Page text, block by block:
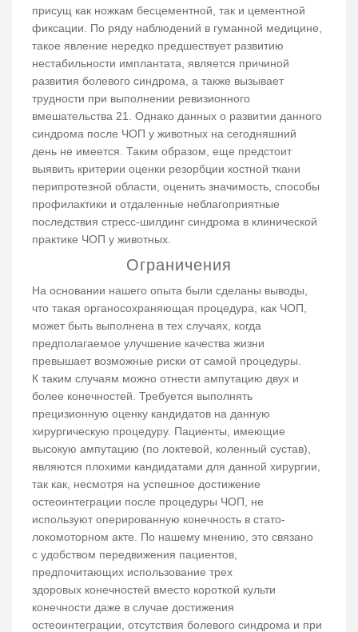
присущ как ножкам бесцементной, так и цементной
фиксации. По ряду наблюдений в гуманной медицине,
такое явление нередко предшествует развитию
нестабильности имплантата, является причиной
развития болевого синдрома, а также вызывает
трудности при выполнении ревизионного
вмешательства 21. Однако данных о развитии данного
синдрома после ЧОП у животных на сегодняшний
день не имеется. Таким образом, еще предстоит
выявить критерии оценки резорбции костной ткани
перипротезной области, оценить значимость, способы
профилактики и отдаленные неблагоприятные
последствия стресс-шилдинг синдрома в клинической
практике ЧОП у животных.
Ограничения
На основании нашего опыта были сделаны выводы,
что такая органосохраняющая процедура, как ЧОП,
может быть выполнена в тех случаях, когда
предполагаемое улучшение качества жизни
превышает возможные риски от самой процедуры.
К таким случаям можно отнести ампутацию двух и
более конечностей. Требуется выполнять
прецизионную оценку кандидатов на данную
хирургическую процедуру. Пациенты, имеющие
высокую ампутацию (по локтевой, коленный сустав),
являются плохими кандидатами для данной хирургии,
так как, несмотря на успешное достижение
остеоинтеграции после процедуры ЧОП, не
используют оперированную конечность в стато-
локомоторном акте. По нашему мнению, это связано
с удобством передвижения пациентов,
предпочитающих использование трех
здоровых конечностей вместо короткой культи
конечности даже в случае достижения
остеоинтеграции, отсутствия болевого синдрома и при